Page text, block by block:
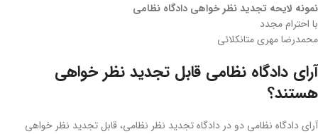
نمونه لایحه تجدید نظر خواهی دادگاه نظامی
با احترام مجدد
محمدرضا مهری متانکلائی
آرای دادگاه نظامی قابل تجدید نظر خواهی
هستند؟
آرای دادگاه نظامی دو در دادگاه تجدید نظر نظامی، قابل تجدید نظر خواهی